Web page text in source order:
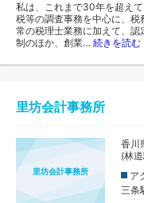
私は、これまで30年を超え
税等の調査事務を中心に、
常の税理士業務に加えて、
制のほか、創業… 続きを読む
里坊会計事務所
里坊会計事務所
香川
(林
ア
三条